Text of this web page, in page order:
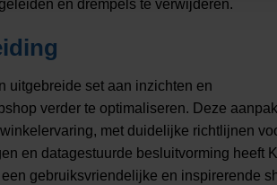
en drempels te verwijderen​.
uitgebreide set aan inzichten en
verder te optimaliseren. Deze
met duidelijke richtlijnen
en datagestuurde besluitvorming heeft
gebruiksvriendelijke en inspirerende